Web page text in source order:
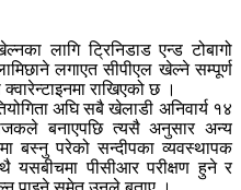
लागि ट्रिनिडाड एन्ड टोबागो
लगाएत सीपीएल खेल्ने सम्पूर्ण
राखिएको छ ।
अघि सबै खेलाडी अनिवार्य १४
बनाएपछि त्यसै अनुसार अन्य
बस्नु परेको सन्दीपका व्यवस्थापक
यसबीचमा पीसीआर परीक्षण हुने र